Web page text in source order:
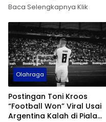
Baca Selengkapnya Klik
Olahraga
Postingan Toni Kroos
“Football Won” Viral Usai
Argentina Kalah di Piala